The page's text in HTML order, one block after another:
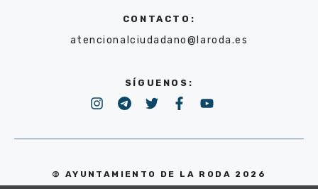
CONTACTO:
atencionalciudadano@laroda.es
SÍGUENOS:
© AYUNTAMIENTO DE LA RODA 2026